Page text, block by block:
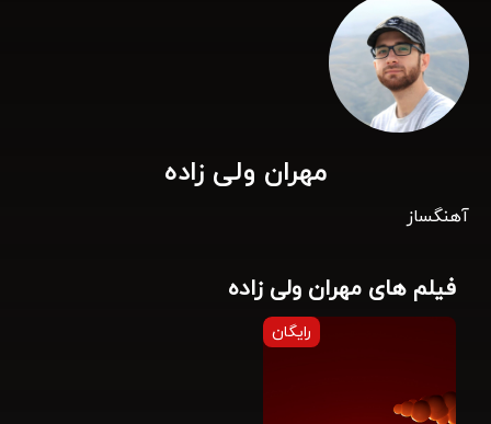
مهران ولی زاده
آهنگساز
فیلم های مهران ولی زاده
رایگان